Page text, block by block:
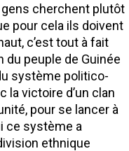
gens cherchent plutôt
pour cela ils doivent
c’est tout à fait
du peuple de Guinée
système politico-
la victoire d’un clan
pour se lancer à
ce système a
ethnique